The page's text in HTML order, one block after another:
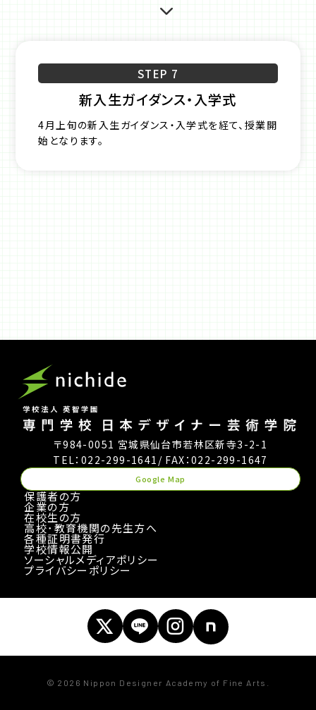
STEP 7
新入生ガイダンス・入学式
4月上旬の新入生ガイダンス・入学式を経て、授業開
始となります。
〒984-0051 宮城県仙台市若林区新寺3-2-1
TEL：022-299-1641 / FAX：022-299-1647
Google Map
保護者の方
企業の方
在校生の方
高校･教育機関の先生方へ
各種証明書発行
学校情報公開
ソーシャルメディアポリシー
プライバシーポリシー
© 2026 Nippon Designer Academy of Fine Arts.